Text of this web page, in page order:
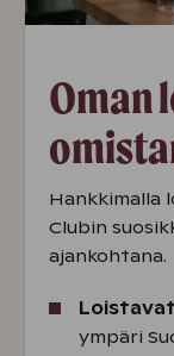
Oman
Hankkimalla
Clubin
ajankohtana.
ympäri